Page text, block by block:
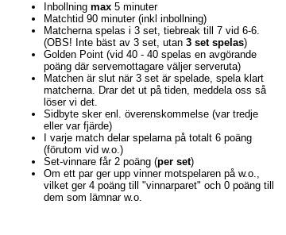
Inbollning max 5 minuter
Matchtid 90 minuter (inkl inbollning)
Matcherna spelas i 3 set, tiebreak till 7 vid 6-6.
(OBS! Inte bäst av 3 set, utan 3 set spelas)
Golden Point (vid 40 - 40 spelas en avgörande
poäng där servemottagare väljer serveruta)
Matchen är slut när 3 set är spelade, spela klart
matcherna. Drar det ut på tiden, meddela oss så
löser vi det.
Sidbyte sker enl. överenskommelse (var tredje
eller var fjärde)
I varje match delar spelarna på totalt 6 poäng
(förutom vid w.o.)
Set-vinnare får 2 poäng (per set)
Om ett par ger upp vinner motspelaren på w.o.,
vilket ger 4 poäng till "vinnarparet" och 0 poäng till
dem som lämnar w.o.